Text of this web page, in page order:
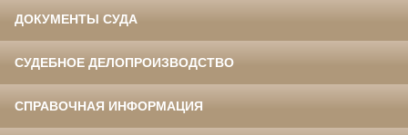
ДОКУМЕНТЫ СУДА
СУДЕБНОЕ ДЕЛОПРОИЗВОДСТВО
СПРАВОЧНАЯ ИНФОРМАЦИЯ